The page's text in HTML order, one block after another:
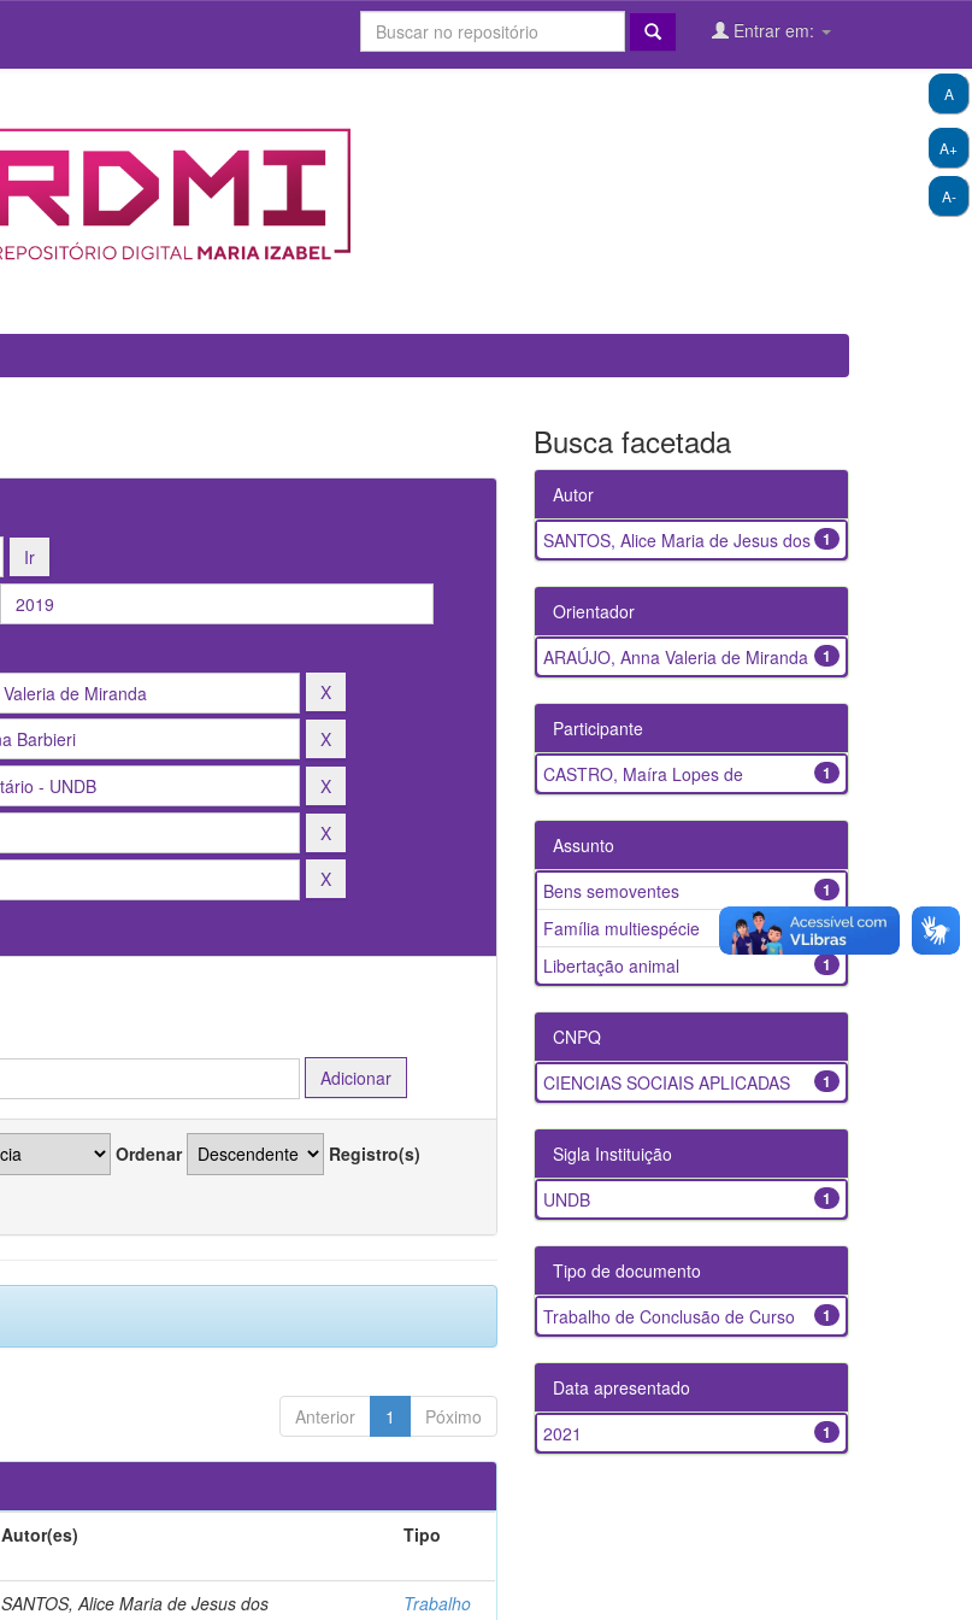
Entrar em:
A+
A-
A
Ordenar Registro(s)
Anterior 1 Póximo
Autor(es) Tipo
SANTOS, Alice Maria de Jesus dos
Trabalho
Busca facetada
Autor
1
SANTOS, Alice Maria de Jesus dos
Orientador
1
ARAÚJO, Anna Valeria de Miranda
Participante
1
CASTRO, Maíra Lopes de
Assunto
1
Bens semoventes
1
Família multiespécie
1
Libertação animal
CNPQ
1
CIENCIAS SOCIAIS APLICADAS
Sigla Instituição
1
UNDB
Tipo de documento
1
Trabalho de Conclusão de Curso
Data apresentado
1
2021